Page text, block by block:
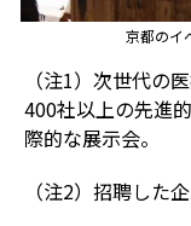
京都のイ
（注1）次世代の
400社以上の先進
際的な展示会。
（注2）招聘した